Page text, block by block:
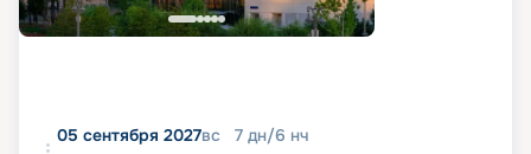
05 сентября 2027вс 7 дн/6 нч